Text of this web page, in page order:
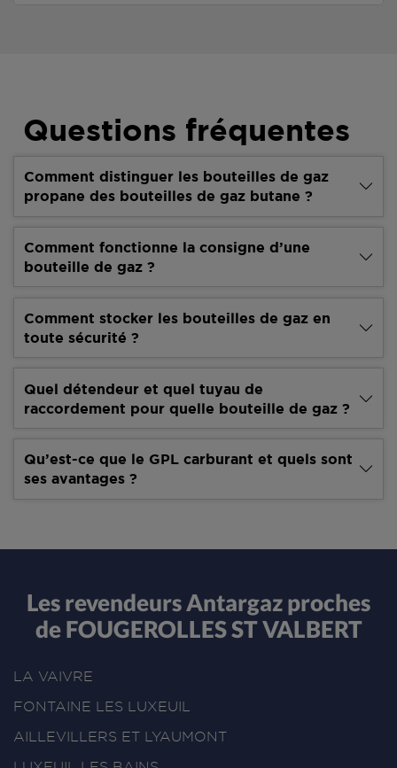
Questions fréquentes
Comment distinguer les bouteilles de gaz
propane des bouteilles de gaz butane ?
Comment fonctionne la consigne d’une
bouteille de gaz ?
Comment stocker les bouteilles de gaz en
toute sécurité ?
Quel détendeur et quel tuyau de
raccordement pour quelle bouteille de gaz ?
Qu’est-ce que le GPL carburant et quels sont
ses avantages ?
Les revendeurs Antargaz proches
de FOUGEROLLES ST VALBERT
LA VAIVRE
FONTAINE LES LUXEUIL
AILLEVILLERS ET LYAUMONT